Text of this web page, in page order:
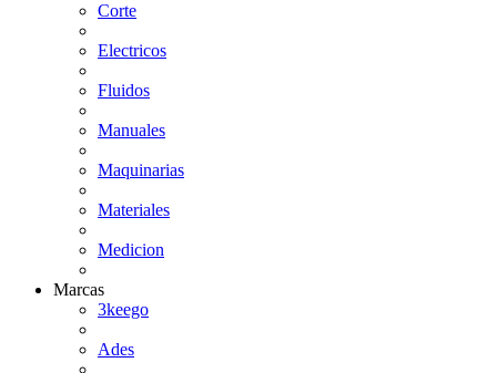
Corte
Electricos
Fluidos
Manuales
Maquinarias
Materiales
Medicion
Marcas
3keego
Ades